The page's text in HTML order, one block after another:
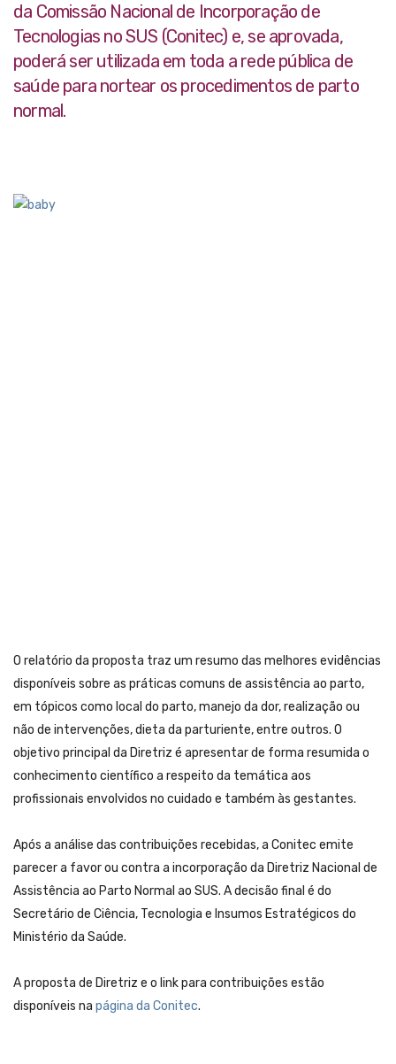
da Comissão Nacional de Incorporação de
Tecnologias no SUS (Conitec) e, se aprovada,
poderá ser utilizada em toda a rede pública de
saúde para nortear os procedimentos de parto
normal.
O relatório da proposta traz um resumo das melhores evidências
disponíveis sobre as práticas comuns de assistência ao parto,
em tópicos como local do parto, manejo da dor, realização ou
não de intervenções, dieta da parturiente, entre outros. O
objetivo principal da Diretriz é apresentar de forma resumida o
conhecimento científico a respeito da temática aos
profissionais envolvidos no cuidado e também às gestantes.
Após a análise das contribuições recebidas, a Conitec emite
parecer a favor ou contra a incorporação da Diretriz Nacional de
Assistência ao Parto Normal ao SUS. A decisão final é do
Secretário de Ciência, Tecnologia e Insumos Estratégicos do
Ministério da Saúde.
A proposta de Diretriz e o link para contribuições estão
disponíveis na página da Conitec.